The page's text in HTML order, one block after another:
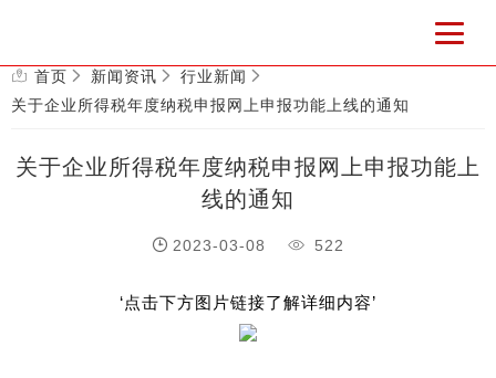
首页 新闻资讯
行业新闻
关于企业所得税年度纳税申报网上申报功能上线的通知
关于企业所得税年度纳税申报网上申报功能上
线的通知
2023-03-08 522
‘点击下方图片链接了解详细内容’